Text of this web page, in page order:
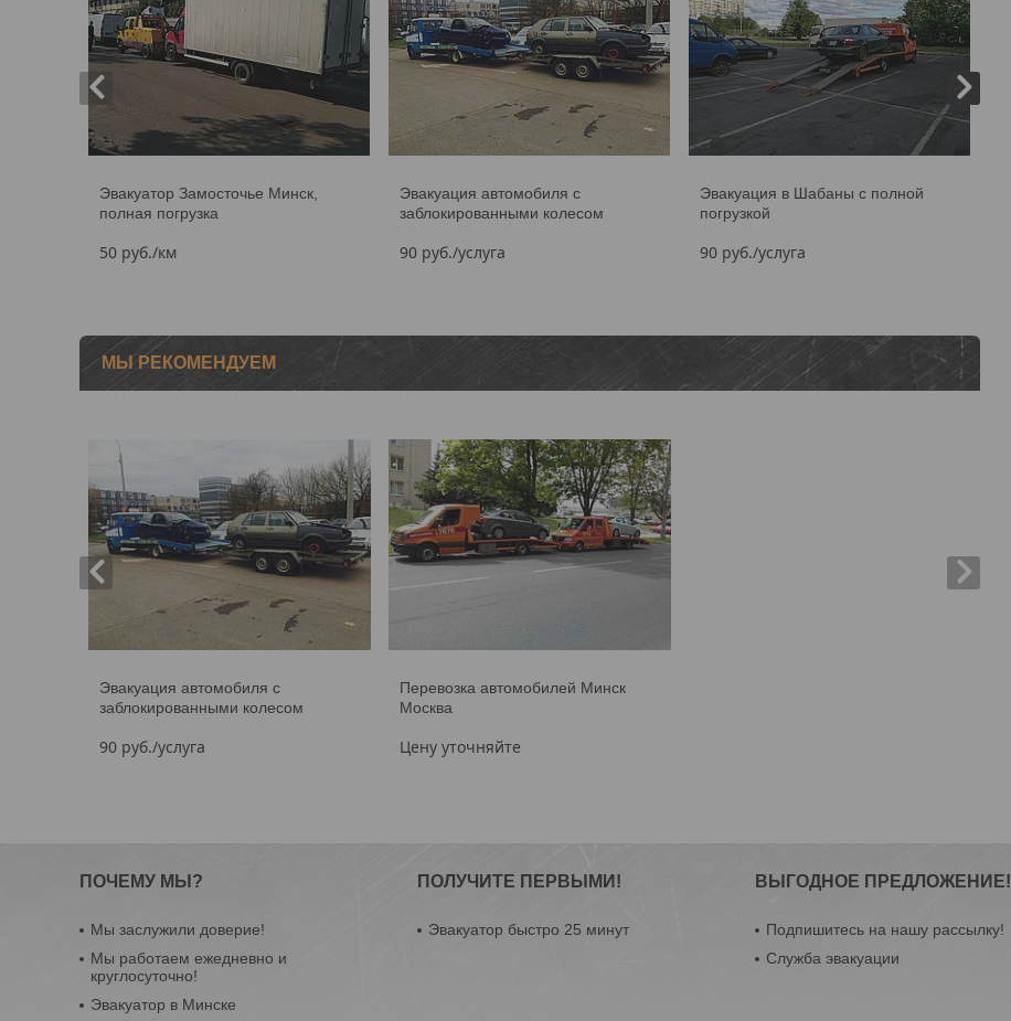
Эвакуатор Замосточье Минск,
полная погрузка
50 руб./км
Эвакуация автомобиля с
заблокированными колесом
90 руб./услуга
Эвакуация в Шабаны с полной
погрузкой
90 руб./услуга
МЫ РЕКОМЕНДУЕМ
Эвакуация автомобиля с
заблокированными колесом
90 руб./услуга
Перевозка автомобилей Минск
Москва
Цену уточняйте
ПОЧЕМУ МЫ?
Мы заслужили доверие!
Мы работаем ежедневно и
круглосуточно!
Эвакуатор в Минске
ПОЛУЧИТЕ ПЕРВЫМИ!
Эвакуатор быстро 25 минут
ВЫГОДНОЕ ПРЕДЛОЖЕНИЕ!
Подпишитесь на нашу рассылку!
Служба эвакуации